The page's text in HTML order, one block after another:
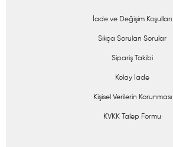
İade ve Değişim Koşulları
Sıkça Sorulan Sorular
Sipariş Takibi
Kolay İade
Kişisel Verilerin Korunması
KVKK Talep Formu